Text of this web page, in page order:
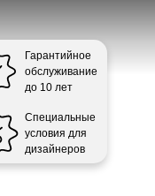
Гарантийное
обслуживание
до 10 лет
Специальные
условия для
дизайнеров